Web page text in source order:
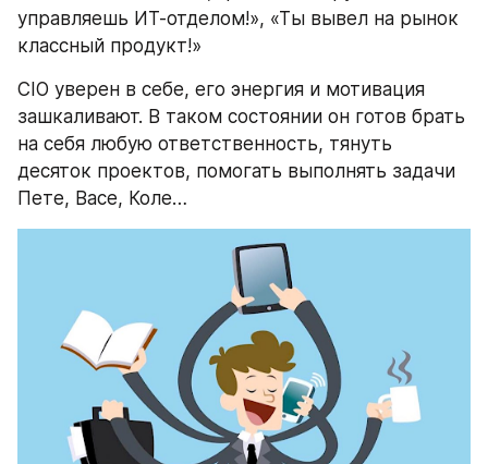
управляешь ИТ-отделом!», «Ты вывел на рынок
классный продукт!»
CIO уверен в себе, его энергия и мотивация
зашкаливают. В таком состоянии он готов брать
на себя любую ответственность, тянуть
десяток проектов, помогать выполнять задачи
Пете, Васе, Коле…